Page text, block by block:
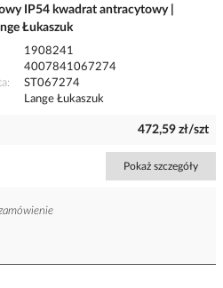
IP54 kwadrat antracytowy |
Łukaszuk
1908241
4007841067274
ST067274
Lange Łukaszuk
472,59 zł/szt
Pokaż szczegóły